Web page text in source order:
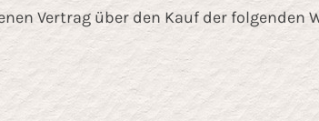
Vertrag über den Kauf der folgenden